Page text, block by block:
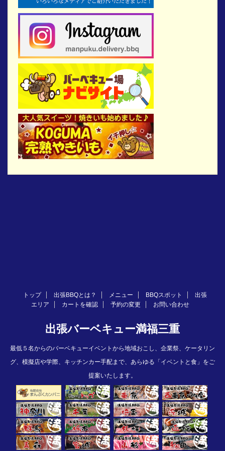
トップ 出張BBQとは？ メニュー BBQスポット
出張
エリア
カートを確認 予約の変更 お問い合わせ
出張バーベキュー満福三重
最低５名からのバーベキューイベントから地域おこし、企業祭、ケータリン
グ、模擬店や学際、キッチンカー手配まで、あらゆる「イベントと食」をご
提案いたします。